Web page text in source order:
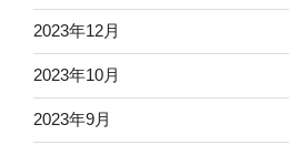
2023年12月
2023年10月
2023年9月